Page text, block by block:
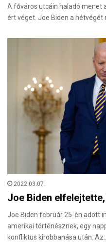
A főváros utcáin haladó menet
ért véget. Joe Biden a hétvégét
2022.03.07.
Joe Biden
Joe Biden február 25-én adott
amerikai történésznek, egy
konfliktus kirobbanása után.